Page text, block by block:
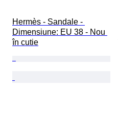
Hermès - Sandale -
Dimensiune: EU 38 - Nou
în cutie